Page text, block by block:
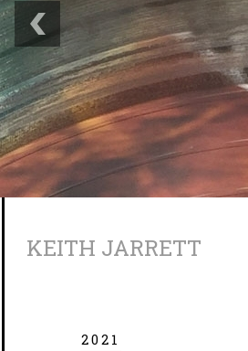
KEITH JARRETT
2021